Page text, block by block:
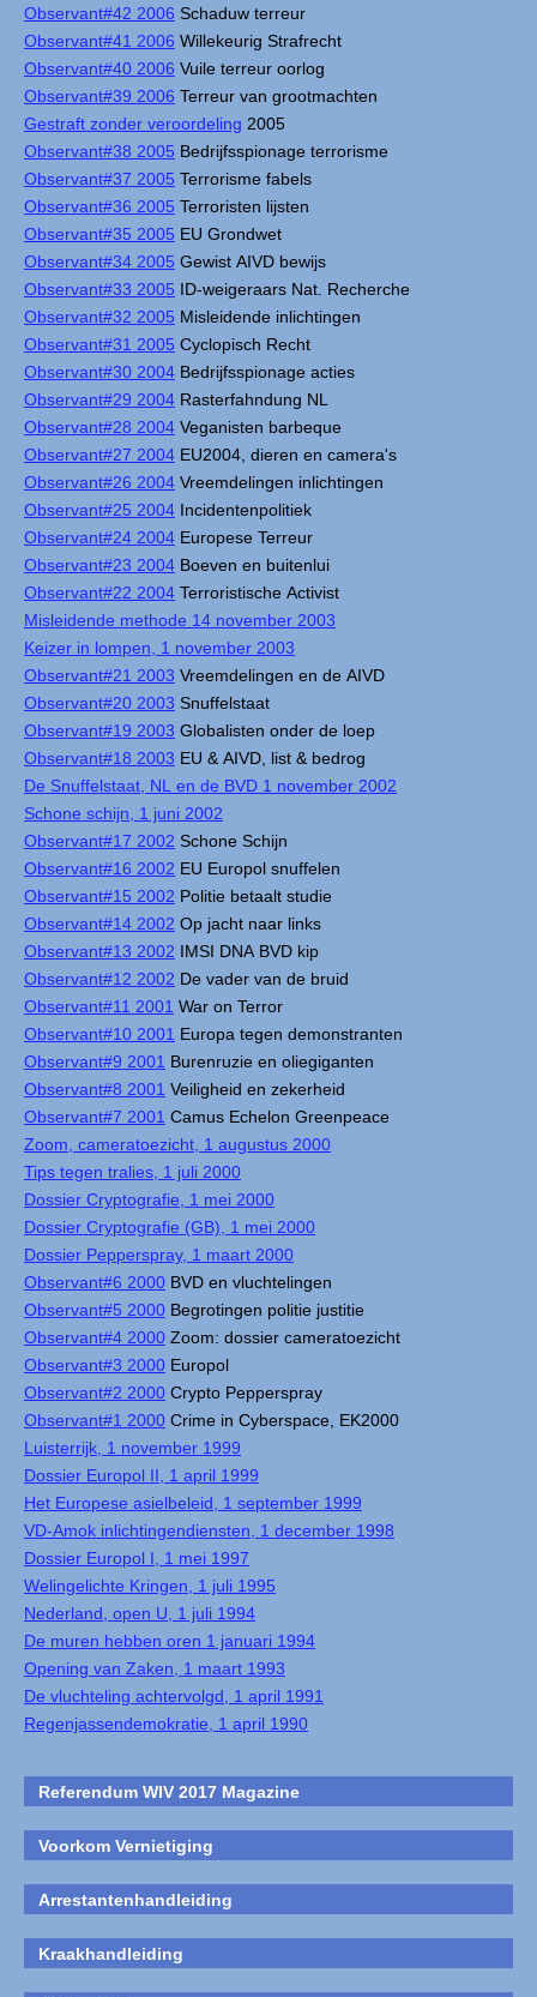
Observant#42 2006 Schaduw terreur
Observant#41 2006 Willekeurig Strafrecht
Observant#40 2006 Vuile terreur oorlog
Observant#39 2006 Terreur van grootmachten
Gestraft zonder veroordeling 2005
Observant#38 2005 Bedrijfsspionage terrorisme
Observant#37 2005 Terrorisme fabels
Observant#36 2005 Terroristen lijsten
Observant#35 2005 EU Grondwet
Observant#34 2005 Gewist AIVD bewijs
Observant#33 2005 ID-weigeraars Nat. Recherche
Observant#32 2005 Misleidende inlichtingen
Observant#31 2005 Cyclopisch Recht
Observant#30 2004 Bedrijfsspionage acties
Observant#29 2004 Rasterfahndung NL
Observant#28 2004 Veganisten barbeque
Observant#27 2004 EU2004, dieren en camera's
Observant#26 2004 Vreemdelingen inlichtingen
Observant#25 2004 Incidentenpolitiek
Observant#24 2004 Europese Terreur
Observant#23 2004 Boeven en buitenlui
Observant#22 2004 Terroristische Activist
Misleidende methode 14 november 2003
Keizer in lompen, 1 november 2003
Observant#21 2003 Vreemdelingen en de AIVD
Observant#20 2003 Snuffelstaat
Observant#19 2003 Globalisten onder de loep
Observant#18 2003 EU & AIVD, list & bedrog
De Snuffelstaat, NL en de BVD 1 november 2002
Schone schijn, 1 juni 2002
Observant#17 2002 Schone Schijn
Observant#16 2002 EU Europol snuffelen
Observant#15 2002 Politie betaalt studie
Observant#14 2002 Op jacht naar links
Observant#13 2002 IMSI DNA BVD kip
Observant#12 2002 De vader van de bruid
Observant#11 2001 War on Terror
Observant#10 2001 Europa tegen demonstranten
Observant#9 2001 Burenruzie en oliegiganten
Observant#8 2001 Veiligheid en zekerheid
Observant#7 2001 Camus Echelon Greenpeace
Zoom, cameratoezicht, 1 augustus 2000
Tips tegen tralies, 1 juli 2000
Dossier Cryptografie, 1 mei 2000
Dossier Cryptografie (GB), 1 mei 2000
Dossier Pepperspray, 1 maart 2000
Observant#6 2000 BVD en vluchtelingen
Observant#5 2000 Begrotingen politie justitie
Observant#4 2000 Zoom: dossier cameratoezicht
Observant#3 2000 Europol
Observant#2 2000 Crypto Pepperspray
Observant#1 2000 Crime in Cyberspace, EK2000
Luisterrijk, 1 november 1999
Dossier Europol II, 1 april 1999
Het Europese asielbeleid, 1 september 1999
VD-Amok inlichtingendiensten, 1 december 1998
Dossier Europol I, 1 mei 1997
Welingelichte Kringen, 1 juli 1995
Nederland, open U, 1 juli 1994
De muren hebben oren 1 januari 1994
Opening van Zaken, 1 maart 1993
De vluchteling achtervolgd, 1 april 1991
Regenjassendemokratie, 1 april 1990
Referendum WIV 2017 Magazine
Voorkom Vernietiging
Arrestantenhandleiding
Kraakhandleiding